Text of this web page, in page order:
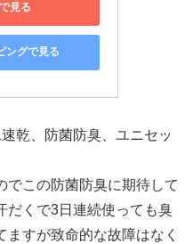
見る
ングで見る
乾、防菌防臭、ユニセッ
でこの防菌防臭に期待して
だくで3日連続使っても臭
すが致命的な故障はなく